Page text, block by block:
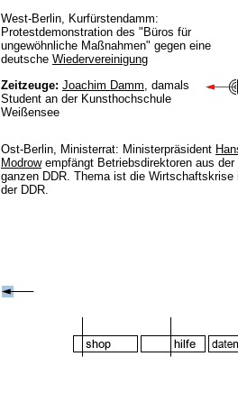
West-Berlin, Kurfürstendamm:
Protestdemonstration des "Büros für
ungewöhnliche Maßnahmen" gegen eine
deutsche Wiedervereinigung
Zeitzeuge: Joachim Damm , damals
Student an der Kunsthochschule
Weißensee
Ost-Berlin, Ministerrat: Ministerpräsident
Modrowempfängt Betriebsdirektoren aus der
ganzen DDR. Thema ist die Wirtschaftskrise
der DDR.